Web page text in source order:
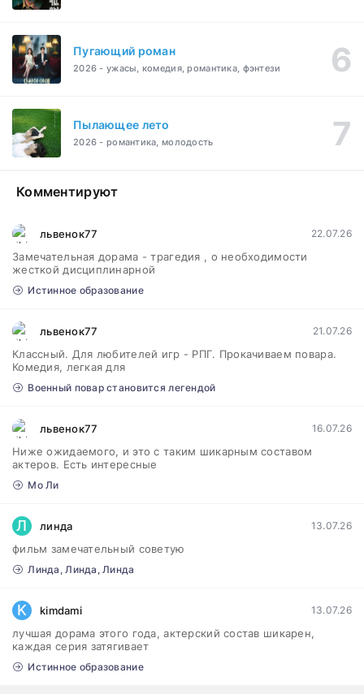
Пугающий роман
2026 - ужасы, комедия, романтика, фэнтези
Пылающее лето
2026 - романтика, молодость
Комментируют
львенок77 22.07.26
Замечательная дорама - трагедия , о необходимости
жесткой дисциплинарной
Истинное образование
львенок77 21.07.26
Классный. Для любителей игр - РПГ. Прокачиваем повара.
Комедия, легкая для
Военный повар становится легендой
львенок77 16.07.26
Ниже ожидаемого, и это с таким шикарным составом
актеров. Есть интересные
Мо Ли
Л линда 13.07.26
фильм замечательный советую
Линда, Линда, Линда
K kimdami 13.07.26
лучшая дорама этого года, актерский состав шикарен,
каждая серия затягивает
Истинное образование